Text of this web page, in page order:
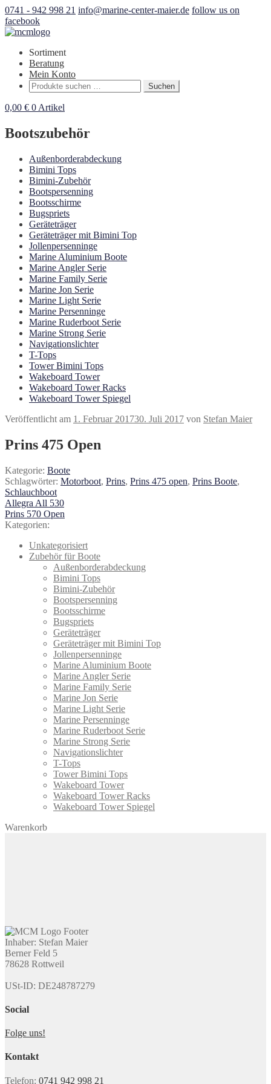
0741 - 942 998 21 info@marine-center-maier.de follow us on
facebook
Sortiment
Beratung
Mein Konto
Suchen
nach:
Suchen
0,00 € 0 Artikel
Bootszubehör
Außenborderabdeckung
Bimini Tops
Bimini-Zubehör
Bootspersenning
Bootsschirme
Bugspriets
Geräteträger
Geräteträger mit Bimini Top
Jollenpersenninge
Marine Aluminium Boote
Marine Angler Serie
Marine Family Serie
Marine Jon Serie
Marine Light Serie
Marine Persenninge
Marine Ruderboot Serie
Marine Strong Serie
Navigationslichter
T-Tops
Tower Bimini Tops
Wakeboard Tower
Wakeboard Tower Racks
Wakeboard Tower Spiegel
Veröffentlicht am 1. Februar 201730. Juli 2017 von Stefan Maier
Prins 475 Open
Kategorie: Boote
Schlagwörter: Motorboot, Prins, Prins 475 open, Prins Boote,
Schlauchboot
Beitragsnavigation
Vorheriger
Beitrag:
Allegra All 530
Nächster
Beitrag:
Prins 570 Open
Kategorien:
Unkategorisiert
Zubehör für Boote
Außenborderabdeckung
Bimini Tops
Bimini-Zubehör
Bootspersenning
Bootsschirme
Bugspriets
Geräteträger
Geräteträger mit Bimini Top
Jollenpersenninge
Marine Aluminium Boote
Marine Angler Serie
Marine Family Serie
Marine Jon Serie
Marine Light Serie
Marine Persenninge
Marine Ruderboot Serie
Marine Strong Serie
Navigationslichter
T-Tops
Tower Bimini Tops
Wakeboard Tower
Wakeboard Tower Racks
Wakeboard Tower Spiegel
Warenkorb
Inhaber: Stefan Maier
Berner Feld 5
78628 Rottweil
USt-ID: DE248787279
Social
Folge uns!
Kontakt
Telefon: 0741 942 998 21